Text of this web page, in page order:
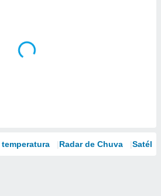
temperatura Radar de Chuva